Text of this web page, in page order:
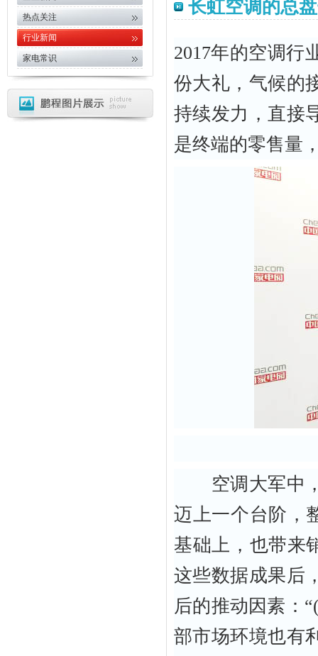
热点关注
行业新闻
家电常识
长虹空调的总
2017年的空调行
份大礼，气候的
持续发力，直接
是终端的零售量
空调大军中，
迈上一个台阶，
基础上，也带来
这些数据成果后
后的推动因素：
部市场环境也有